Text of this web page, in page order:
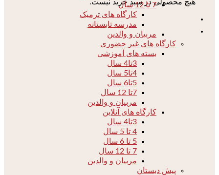
هیچ محصولی در سبد خرید نیست.
7 تا 12 سال
کارگاه های ترمیک
مدرسه تابستانه
مربیان و والدین
کارگاه های غیر حضوری
بسته های آموزشی
3تا4 سال
4تا5 سال
5تا6 سال
7تا 12 سال
مربیان و والدین
کارگاه های آنلاین
3تا4 سال
4 تا 5 سال
5 تا 6 سال
7 تا 12 سال
مربیان و والدین
پیش دبستان